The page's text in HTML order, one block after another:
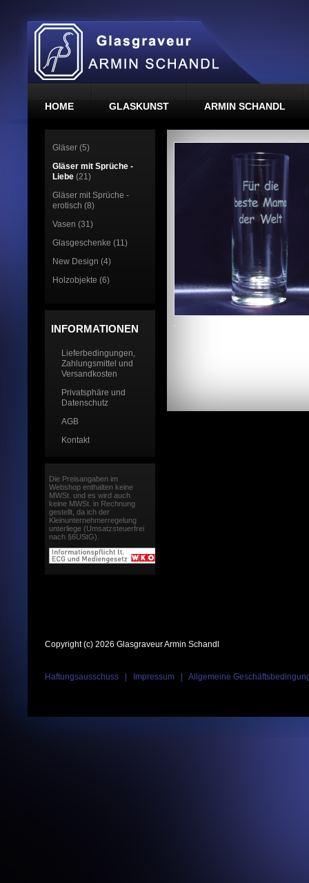
HOME GLASKUNST ARMIN SCHANDL
Gläser (5)
Gläser mit Sprüche -
Liebe (21)
Gläser mit Sprüche -
erotisch (8)
Vasen (31)
Glasgeschenke (11)
New Design (4)
Holzobjekte (6)
INFORMATIONEN
Lieferbedingungen,
Zahlungsmittel und
Versandkosten
Privatsphäre und
Datenschutz
AGB
Kontakt
Die Preisangaben im
Webshop enthalten keine
MWSt. und es wird auch
keine MWSt. in Rechnung
gestellt, da ich der
Kleinunternehmerregelung
unterliege (Umsatzsteuerfrei
nach §6UStG).
Copyright (c) 2026 Glasgraveur Armin Schandl
Haftungsausschuss Impressum Allgemeine